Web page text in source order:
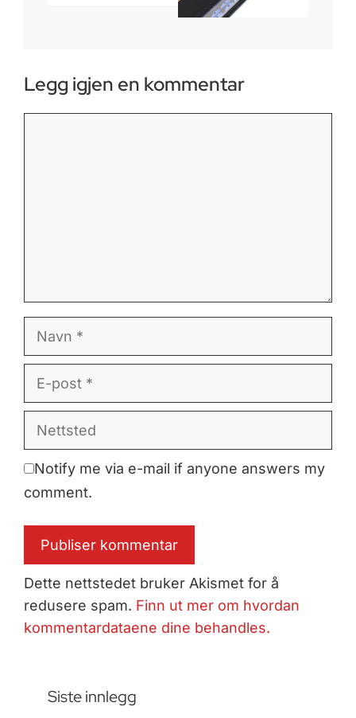
Legg igjen en kommentar
post
Notify me via e-mail if anyone answers my
comment.
Dette nettstedet bruker Akismet for å
redusere spam. Finn ut mer om hvordan
kommentardataene dine behandles.
Siste innlegg